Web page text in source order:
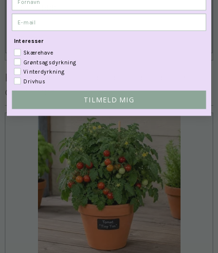
19,00 DKK
Kunder der har købt dette produkt har
også købt
Interesser
Skærehave
Grøntsagsdyrkning
Vinterdyrkning
Drivhus
TILMELD MIG